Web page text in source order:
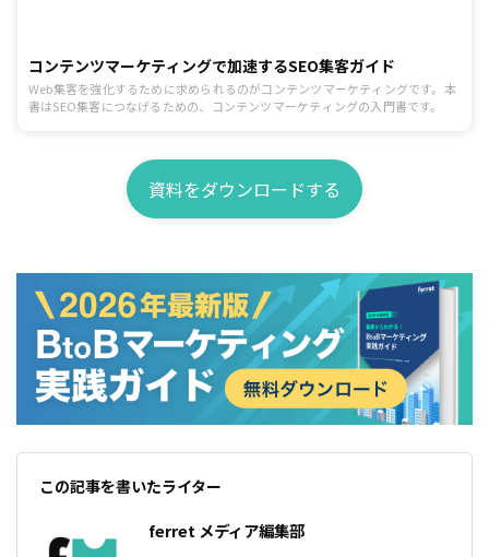
コンテンツマーケティングで加速するSEO集客ガイド
Web集客を強化するために求められるのがコンテンツマーケティングです。本
書はSEO集客につなげるための、コンテンツマーケティングの入門書です。
資料をダウンロードする
この記事を書いたライター
ferret メディア編集部